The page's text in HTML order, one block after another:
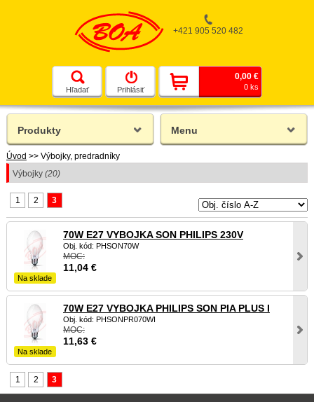
+421 905 520 482
Hľadať Prihlásiť
0,00 €
0 ks
Úvod >> Výbojky, predradníky
Výbojky (20)
1 2 3
Na sklade
70W E27 VYBOJKA SON PHILIPS 230V
Obj. kód: PHSON70W
MOC:
11,04€
Na sklade
70W E27 VYBOJKA PHILIPS SON PIA PLUS I
Obj. kód: PHSONPR070WI
MOC:
11,63€
1 2 3
Produkty Menu